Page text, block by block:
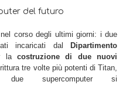
del futuro
corso degli ultimi giorni: i due
incaricati dal
Dipartimento
la costruzione di due nuovi
tre volte più potenti di Titan,
supercomputer si